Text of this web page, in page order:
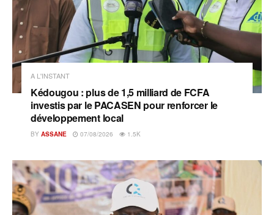
A L'INSTANT
Kédougou : plus de 1,5 milliard de FCFA
investis par le PACASEN pour renforcer le
développement local
BY ASSANE 07/08/2026 1.5K